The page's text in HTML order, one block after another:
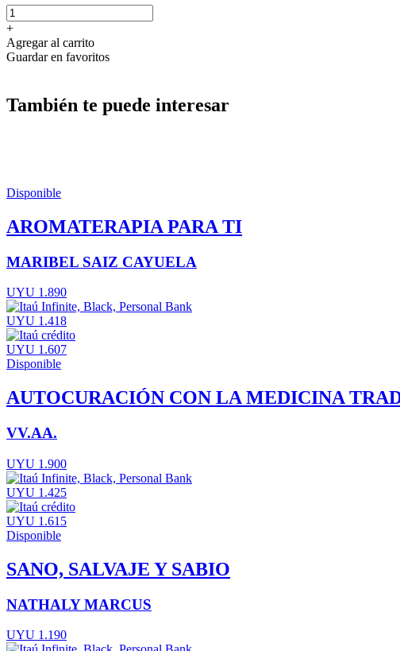
+
Agregar al carrito
Guardar en favoritos
También te puede interesar
Disponible
AROMATERAPIA PARA TI
MARIBEL SAIZ CAYUELA
UYU 1.890
UYU 1.418
UYU 1.607
Disponible
AUTOCURACIÓN CON LA MEDICINA
VV.AA.
UYU 1.900
UYU 1.425
UYU 1.615
Disponible
SANO, SALVAJE Y SABIO
NATHALY MARCUS
UYU 1.190